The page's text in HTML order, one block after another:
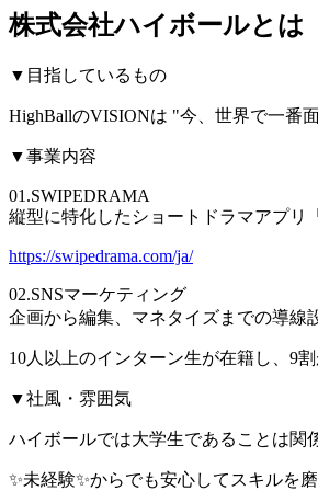
株式会社ハイボールとは
▼目指しているもの
HighBallのVISIONは "今、世界で一番
▼事業内容
01.SWIPEDRAMA
縦型に特化したショートドラマアプリ
https://swipedrama.com/ja/
02.SNSマーケティング
企画から編集、マネタイズまでの導線
10人以上のインターン生が在籍し、9
▼社風・雰囲気
ハイボールでは大学生であることは関
✨️未経験✨️からでも安心してスキルを